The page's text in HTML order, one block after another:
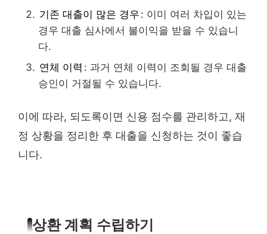
기존 대출이 많은 경우 : 이미 여러 차입이 있는
경우 대출 심사에서 불이익을 받을 수 있습니
다.
연체 이력 : 과거 연체 이력이 조회될 경우 대출
승인이 거절될 수 있습니다.
이에 따라, 되도록이면 신용 점수를 관리하고, 재
정 상황을 정리한 후 대출을 신청하는 것이 좋습
니다.
상환 계획 수립하기